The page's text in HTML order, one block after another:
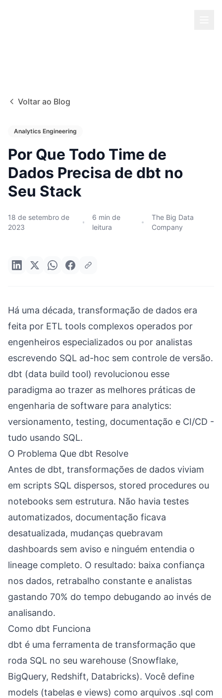
Voltar ao Blog
Analytics Engineering
Por Que Todo Time de
Dados Precisa de dbt no
Seu Stack
18 de setembro de
2023
6 min de
leitura
The Big Data
Company
Há uma década, transformação de dados era
feita por ETL tools complexos operados por
engenheiros especializados ou por analistas
escrevendo SQL ad-hoc sem controle de versão.
dbt (data build tool) revolucionou esse
paradigma ao trazer as melhores práticas de
engenharia de software para analytics:
versionamento, testing, documentação e CI/CD -
tudo usando SQL.
O Problema Que dbt Resolve
Antes de dbt, transformações de dados viviam
em scripts SQL dispersos, stored procedures ou
notebooks sem estrutura. Não havia testes
automatizados, documentação ficava
desatualizada, mudanças quebravam
dashboards sem aviso e ninguém entendia o
lineage completo. O resultado: baixa confiança
nos dados, retrabalho constante e analistas
gastando 70% do tempo debugando ao invés de
analisando.
Como dbt Funciona
dbt é uma ferramenta de transformação que
roda SQL no seu warehouse (Snowflake,
BigQuery, Redshift, Databricks). Você define
models (tabelas e views) como arquivos .sql com